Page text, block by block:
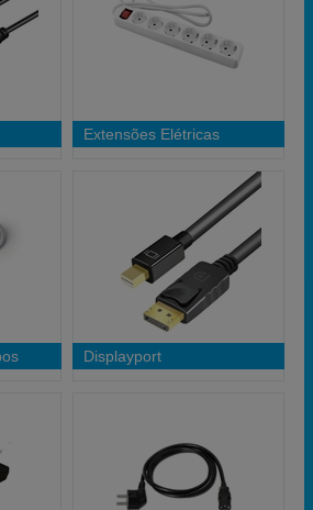
Extensões Elétricas
Displayport